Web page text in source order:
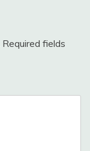
Required fields